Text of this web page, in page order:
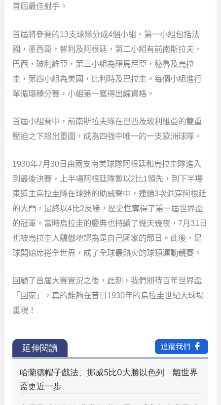
首屆最佳射手。
首屆將參賽的13支球隊分成4個小組，第一小組包括法
國，墨西哥，智利及阿根廷，第二小組有前南斯拉夫，
巴西，玻利維亞，第三小組為羅馬尼亞，秘魯及烏拉
圭，第四小組為美國，比利時及巴拉圭。每個小組進行
單循環積分賽，小組第一獲得出線資格。
首屆小組賽中，前南斯拉夫隊在巴西及玻利維亞的雙重
壓迫之下殺出重圍，成為四強中唯一的一支歐洲球隊。
1930年7月30日由兩支南美球隊阿根廷和烏拉圭隊進入
到最後決賽，上半場阿根廷隊暫以2比1領先，到下半場
東道主烏拉圭隊在球迷的助威聲中，連續3次洞穿阿根廷
的大門，最終以4比2反勝，歷史性奪得了第一屆世界盃
的冠軍。當時烏拉圭的慶典也持續了幾天幾夜，7月31日
也被烏拉圭人驕傲地認為是自己國家的節日。此後，足
球開始席捲全世界，成了全球最熱火的球類運動競賽。
回顧了首屆大賽實況之後，此刻，我們期待百年世界盃
「回家」，真的能夠在昔日1930年的烏拉圭世紀大球場
重現！